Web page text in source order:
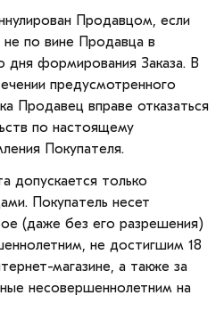
Продавцом, если
не по вине Продавца в
дня формирования Заказа. В
предусмотренного
Продавец вправе отказаться
по настоящему
Покупателя.
допускается только
Покупатель несет
(даже без его разрешения)
не достигшим 18
магазине, а также за
несовершеннолетним на